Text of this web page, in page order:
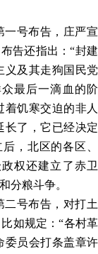
一号布告，庄严宣
告还指出：“封建
义及其走狗国民党
最后一滴血的阶
饥寒交迫的非人
长了，它已经决定
，北区的各区、
权还建立了赤卫
分粮斗争。
二号布告，对打土
如规定：“各村革
委员会打条盖章许